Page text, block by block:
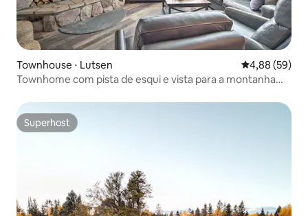
Townhouse ⋅ Lutsen 4,88 de uma
4,88 (59)
Townhome com pista de esqui e vista para a montanha
Superhost
Superhost